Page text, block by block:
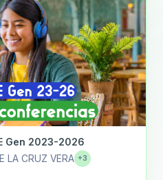
Gen 2023-2026
LA CRUZ VERA +3